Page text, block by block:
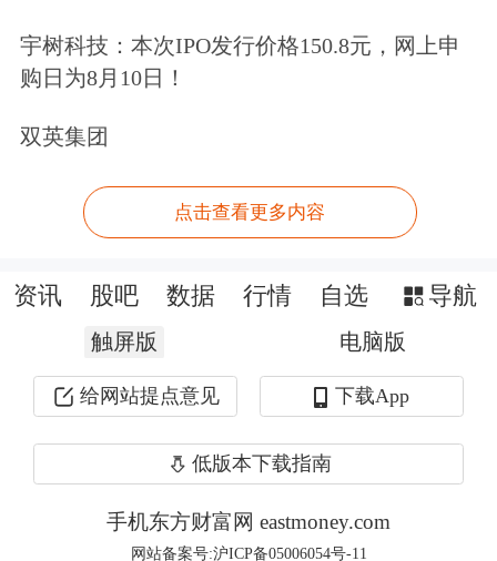
总体而言，碳酸锂2609合约今日增仓上
行，多空持仓排名前20席中，多空双方
头。
注：可通过点击东方财富期货APP资讯
宇树科技：本次IPO发行价格150.8元，网上申
购日为8月10日！
双英集团
点击查看更多内容
资讯 股吧 数据 行情 自选 导航
触屏版 电脑版
给网站提点意见 下载App
低版本下载指南
手机东方财富网 eastmoney.com
网站备案号:沪ICP备05006054号-11